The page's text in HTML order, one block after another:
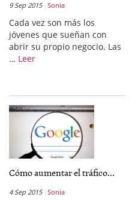
9 Sep 2015 Sonia
Cada vez son más los
jóvenes que sueñan con
abrir su propio negocio. Las
… Leer
Cómo aumentar el tráfico...
4 Sep 2015 Sonia